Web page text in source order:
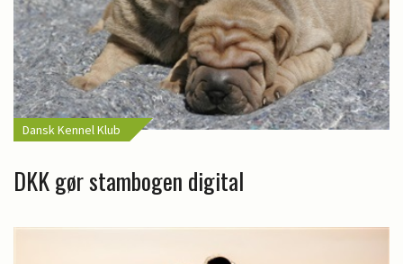
Dansk Kennel Klub
DKK gør stambogen digital